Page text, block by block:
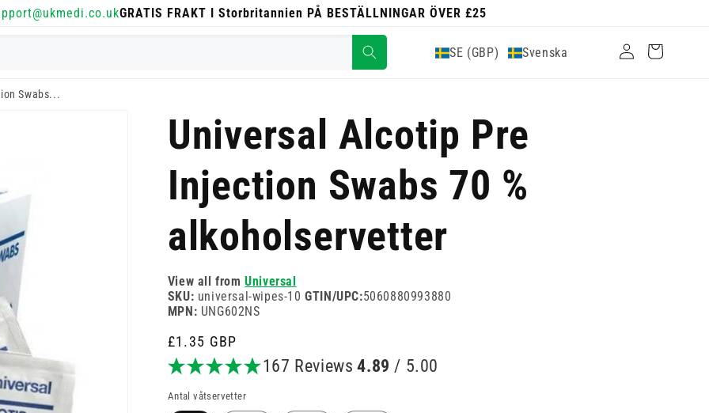
GRATIS FRAKT I Storbritannien PÅ BESTÄLLNINGAR ÖVER £25
SE (GBP) Svenska
Logga
Varukorg
Swabs...
Universal Alcotip Pre
Injection Swabs 70 %
alkoholservetter
View all fromUniversal
SKU: universal-wipes-10GTIN/UPC:5060880993880
MPN: UNG602NS
Ordinarie
pris
£1.35 GBP
167 Reviews 4.89 / 5.00
Antal våtservetter